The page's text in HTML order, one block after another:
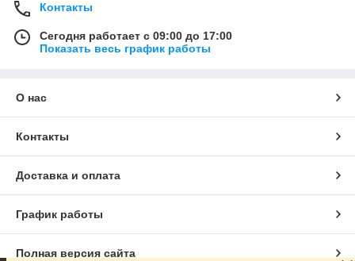
Контакты
Сегодня работает с 09:00 до 17:00
Показать весь график работы
О нас
Контакты
Доставка и оплата
График работы
Полная версия сайта